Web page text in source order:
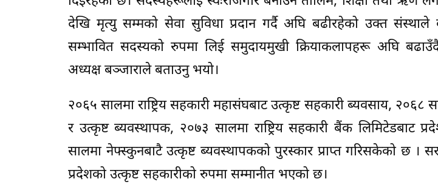
देखि मृत्यु सम्मको सेवा सुविधा प्रदान गर्दै अघि बढीरहेको उक्त संस्थाले
सम्भावित सदस्यको रुपमा लिई समुदायमुखी क्रियाकलापहरू अघि
अध्यक्ष बञ्जाराले बताउनु भयो।
२०६५ सालमा राष्ट्रिय सहकारी महासंघबाट उत्कृष्ट सहकारी ब्यवसाय, २०६८
र उत्कृष्ट ब्यवस्थापक, २०७३ सालमा राष्ट्रिय सहकारी बैंक लिमिटेडबाट
सालमा नेफ्स्कुनबाटै उत्कृष्ट ब्यवस्थापकको पुरस्कार प्राप्त गरिसकेको छ ।
प्रदेशको उत्कृष्ट सहकारीको रुपमा सम्मानीत भएको छ।